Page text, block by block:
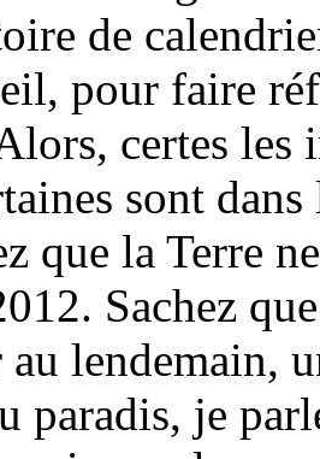
de
pour faire
certes les
sont
que la Terre
Sachez
lendemain,
paradis, je